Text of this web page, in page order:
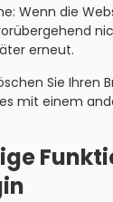
Wenn die
erneut.
Sie Ihren
mit einem